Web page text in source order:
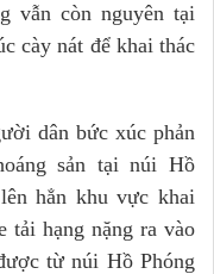
vẫn còn nguyên tại
cày nát để khai thác
dân bức xúc phản
sản tại núi Hồ
hẳn khu vực khai
tải hạng nặng ra vào
từ núi Hồ Phóng